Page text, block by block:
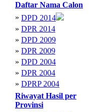
Daftar Nama Calon
» DPD 2014
» DPR 2014
» DPD 2009
» DPR 2009
» DPD 2004
» DPR 2004
» DPRP 2004
Riwayat Hasil per
Provinsi